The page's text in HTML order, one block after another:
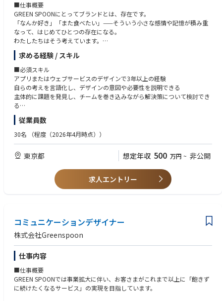
■仕事概要
GREEN SPOONにとってブランドとは、存在です。
「なんか好き」「また食べたい」——そういう小さな感情や記憶が積み重
なって、はじめてひとつの存在になる。
わたしたちはそう考えています。
だから、画面の中の一つひとつも、ただ「使えればいい」では終わらせた
くない。
商品との出会いに、心が動く。迷わず、心地よく、選べる。気づけば、続
けたくなっている。
その積み重ねが、GREEN SPOONという存在をつくっていく。
このポジションでお願いしたいのは、UIを整えることではありません。
ンすることに責任とやりがいを持てる方を募集します。
■このポジションの魅力
つくったものが、そのまま「続けたくなる理由」になる。あなたのデザイ
ます。
土台から、いっしょに。
コンポーネント設計も、ガイドラインづくりも。できあがった仕組みを使
うのではなく、その基盤からつくれます。
アイデアが、すぐ形になる。
少数精鋭だからこそ、思いついたことがすぐ動き出す。改善まで、責任を
持って見届けられます。
求める経験 / スキル
■必須スキル
アプリまたはウェブサービスのデザインで3年以上の経験
自らの考えを言語化し、デザインの意図や必要性を説明できる
主体的に課題を発見し、チームを巻き込みながら解決策について検討でき
る
■歓迎スキル
ユーザー視点とビジネス視点を考慮しながら、より良いアウトプットの追
デザインガイドラインなど運用システムの構築経験
ユーザーインタビュー、ユーザーテスト、データ分析の実務経験
■求める人物像
GREEN SPOONのビジョン「自分を好きでいつづけられる人生を」に共感
取り組める
担当領域にこだわらず、事業を発展させるために必要な行動がとれる方
風通しの良い社風のある会社で仕事がしたい方
従業員数
30名 （程度（2026年4月時点））
東京都 想定年収 500 万円 ~ 非公開
求人エントリー
コミュニケーションデザイナー
株式会社Greenspoon
仕事内容
■仕事概要
GREEN SPOONでは事業拡大に伴い、お客さまがこれまで以上に「飽きず
に続けたくなるサービス」の実現を目指しています。